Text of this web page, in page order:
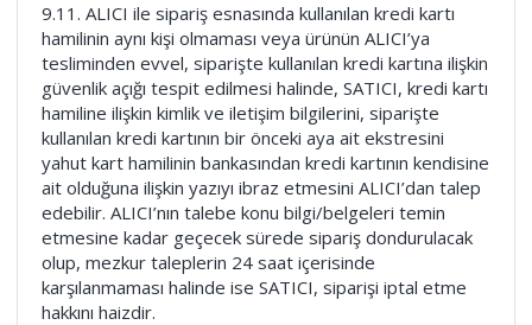
9.11. ALICI ile sipariş esnasında kullanılan kredi kartı
hamilinin aynı kişi olmaması veya ürünün ALICI’ya
tesliminden evvel, siparişte kullanılan kredi kartına ilişkin
güvenlik açığı tespit edilmesi halinde, SATICI, kredi kartı
hamiline ilişkin kimlik ve iletişim bilgilerini, siparişte
kullanılan kredi kartının bir önceki aya ait ekstresini
yahut kart hamilinin bankasından kredi kartının kendisine
ait olduğuna ilişkin yazıyı ibraz etmesini ALICI’dan talep
edebilir. ALICI’nın talebe konu bilgi/belgeleri temin
etmesine kadar geçecek sürede sipariş dondurulacak
olup, mezkur taleplerin 24 saat içerisinde
karşılanmaması halinde ise SATICI, siparişi iptal etme
hakkını haizdir.